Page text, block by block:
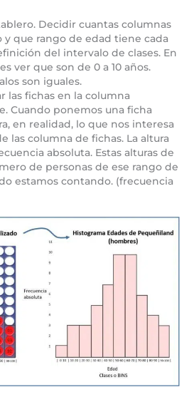
Decidir cuantas columnas
que rango de edad tiene cada
del intervalo de clases. En
ver que son de 0 a 10 años.
son iguales.
las fichas en la columna
Cuando ponemos una ficha
en realidad, lo que nos interesa
las columna de fichas. La altura
absoluta. Estas alturas de
de personas de ese rango de
estamos contando. (frecuencia